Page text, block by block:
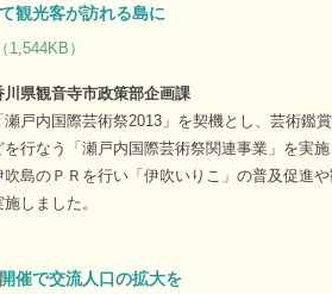
観光客が訪れる島に
）
川県観音寺市政策部企画課
瀬戸内国際芸術祭2013」を契機とし、芸術鑑
を行なう「瀬戸内国際芸術祭関連事業」を実
吹島のＰＲを行い「伊吹いりこ」の普及促進
施しました。
催で交流人口の拡大を